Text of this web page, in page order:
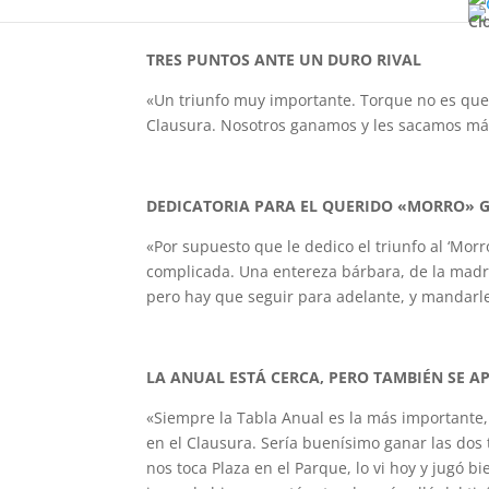
TRES PUNTOS ANTE UN DURO RIVAL
«Un triunfo muy importante. Torque no es
Clausura. Nosotros ganamos y les sacamos
DEDICATORIA PARA EL QUERIDO «MORRO»
«Por supuesto que le dedico el triunfo al
complicada. Una entereza bárbara, de la
pero hay que seguir para adelante, y
LA ANUAL ESTÁ CERCA, PERO TAMBIÉN SE
«Siempre la Tabla Anual es la más
en el Clausura. Sería buenísimo ganar las
nos toca Plaza en el Parque, lo vi hoy y jugó